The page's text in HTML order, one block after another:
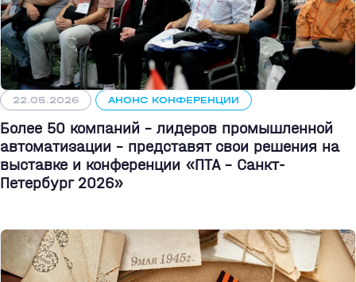
22.05.2026 АНОНС КОНФЕРЕНЦИИ
Более 50 компаний - лидеров промышленной
автоматизации - представят свои решения на
выставке и конференции «ПТА – Санкт-
Петербург 2026»